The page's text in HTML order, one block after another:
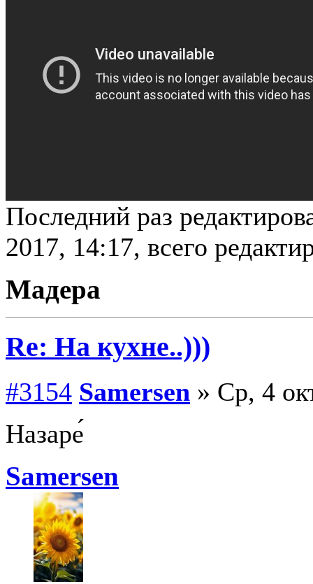
Последний раз
2017, 14:17, всего
Мадера
Re: На кухне..)))
#3154 Samersen » Ср, 4
Назаре́
Samersen